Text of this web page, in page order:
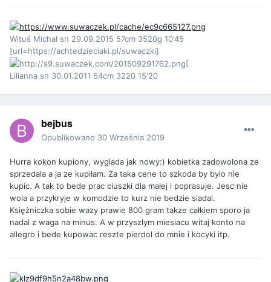
Wituś Michał sn 29.09.2015 57cm 3520g 10'45
[url=https://achtedzieciaki.pl/suwaczki]
[
Lilianna sn 30.01.2011 54cm 3220 15'20
bejbus
Opublikowano 30 Września 2019
Hurra kokon kupiony, wyglada jak nowy:) kobietka zadowolona ze
sprzedala a ja ze kupiłam. Za taka cene to szkoda by bylo nie
kupic. A tak to bede prac ciuszki dla małej i poprasuje. Jesc nie
wola a przykryje w komodzie to kurz nie bedzie siadal.
Księżniczka sobie wazy prawie 800 gram takze całkiem sporo ja
nadal z waga na minus. A w przyszlym miesiacu witaj konto na
allegro i bede kupowac reszte pierdol do mnie i kocyki itp.